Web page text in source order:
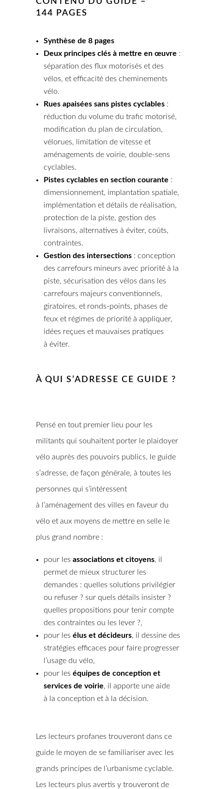
144 PAGES
Synthèse de 8 pages
Deux principes clés à mettre en œuvre :
séparation des flux motorisés et des
vélos, et efficacité des cheminements
vélo.
Rues apaisées sans pistes cyclables :
réduction du volume du trafic motorisé,
modification du plan de circulation,
vélorues, limitation de vitesse et
aménagements de voirie, double-sens
cyclables.
Pistes cyclables en section courante :
dimensionnement, implantation spatiale,
implémentation et détails de réalisation,
protection de la piste, gestion des
livraisons, alternatives à éviter, coûts,
contraintes.
Gestion des intersections : conception
des carrefours mineurs avec priorité à la
piste, sécurisation des vélos dans les
carrefours majeurs conventionnels,
giratoires, et ronds-points, phases de
feux et régimes de priorité à appliquer,
idées reçues et mauvaises pratiques
à éviter.
À QUI S’ADRESSE CE GUIDE ?
Pensé en tout premier lieu pour les
militants qui souhaitent porter le plaidoyer
vélo auprès des pouvoirs publics, le guide
s’adresse, de façon générale, à toutes les
personnes qui s’intéressent
à l’aménagement des villes en faveur du
vélo et aux moyens de mettre en selle le
plus grand nombre :
pour les associations et citoyens, il
permet de mieux structurer les
demandes : quelles solutions privilégier
ou refuser ? sur quels détails insister ?
quelles propositions pour tenir compte
des contraintes ou les lever ?,
pour les élus et décideurs, il dessine des
stratégies efficaces pour faire progresser
l’usage du vélo,
pour les équipes de conception et
services de voirie, il apporte une aide
à la conception et à la décision.
Les lecteurs profanes trouveront dans ce
guide le moyen de se familiariser avec les
grands principes de l’urbanisme cyclable.
Les lecteurs plus avertis y trouveront de